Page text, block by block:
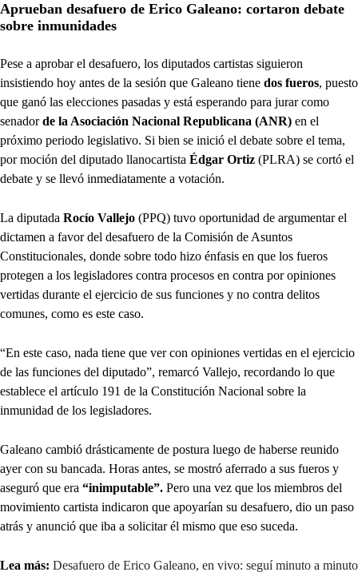
Aprueban desafuero de Erico Galeano: cortaron debate
sobre inmunidades
Pese a aprobar el desafuero, los diputados cartistas siguieron
insistiendo hoy antes de la sesión que Galeano tiene dos fueros, puesto
que ganó las elecciones pasadas y está esperando para jurar como
senadorde la Asociación Nacional Republicana (ANR) en el
próximo periodo legislativo. Si bien se inició el debate sobre el tema,
por moción del diputado llanocartista Édgar Ortiz (PLRA) se cortó el
debate y se llevó inmediatamente a votación.
La diputada Rocío Vallejo (PPQ) tuvo oportunidad de argumentar el
dictamen a favor del desafuero de la Comisión de Asuntos
Constitucionales, donde sobre todo hizo énfasis en que los fueros
protegen a los legisladores contra procesos en contra por opiniones
vertidas durante el ejercicio de sus funciones y no contra delitos
comunes, como es este caso.
“En este caso, nada tiene que ver con opiniones vertidas en el ejercicio
de las funciones del diputado”, remarcó Vallejo, recordando lo que
establece el artículo 191 de la Constitución Nacional sobre la
inmunidad de los legisladores.
Galeano cambió drásticamente de postura luego de haberse reunido
ayer con su bancada. Horas antes, se mostró aferrado a sus fueros y
aseguró que era “inimputable”. Pero una vez que los miembros del
movimiento cartista indicaron que apoyarían su desafuero, dio un paso
atrás y anunció que iba a solicitar él mismo que eso suceda.
Lea más: Desafuero de Erico Galeano, en vivo: seguí minuto a minuto